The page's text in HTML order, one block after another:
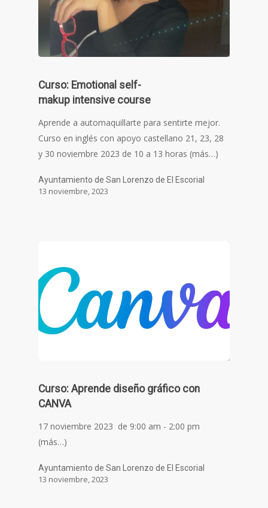
Curso: Emotional self-
makup intensive course
Aprende a automaquillarte para sentirte mejor.
Curso en inglés con apoyo castellano 21, 23, 28
y 30 noviembre 2023 de 10 a 13 horas (más…)
Ayuntamiento de San Lorenzo de El Escorial
13 noviembre, 2023
Curso: Aprende diseño gráfico con
CANVA
17 noviembre 2023 de 9:00 am - 2:00 pm
(más…)
Ayuntamiento de San Lorenzo de El Escorial
13 noviembre, 2023